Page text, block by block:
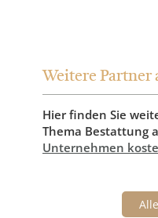
Weitere Partner
Hier finden Sie
Thema Bestattung
Unternehmen